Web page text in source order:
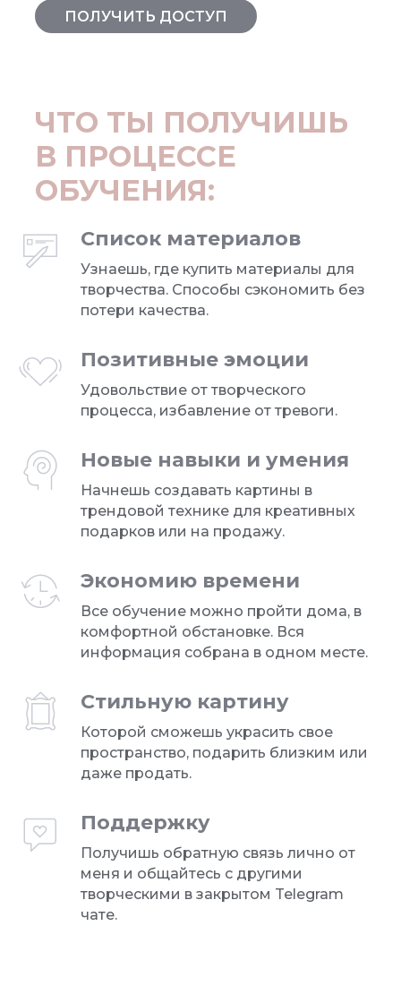
ПОЛУЧИТЬ ДОСТУП
ЧТО ТЫ ПОЛУЧИШЬ
В ПРОЦЕССЕ
ОБУЧЕНИЯ:
Список материалов
Узнаешь, где купить материалы для
творчества. Способы сэкономить без
потери качества.
Позитивные эмоции
Удовольствие от творческого
процесса, избавление от тревоги.
Новые навыки и умения
Начнешь создавать картины в
трендовой технике для креативных
подарков или на продажу.
Экономию времени
Все обучение можно пройти дома, в
комфортной обстановке. Вся
информация собрана в одном месте.
Стильную картину
Которой сможешь украсить свое
пространство, подарить близким или
даже продать.
Поддержку
Получишь обратную связь лично от
меня и общайтесь с другими
творческими в закрытом Telegram
чате.